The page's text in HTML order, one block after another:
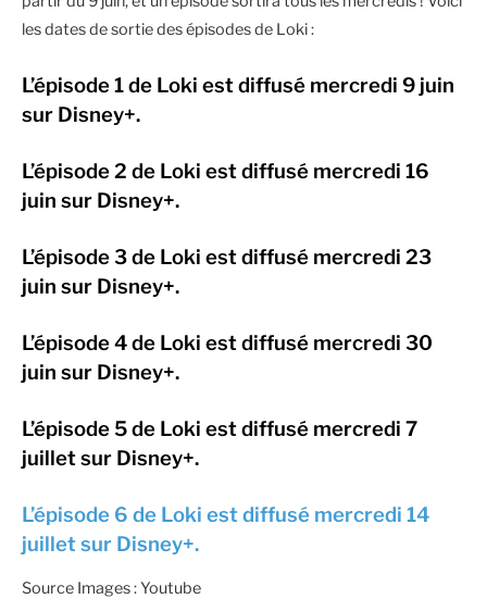
les dates de sortie des épisodes de Loki :
L’épisode 1 de Loki est diffusé mercredi 9 juin
sur Disney+.
L’épisode 2 de Loki est diffusé mercredi 16
juin sur Disney+.
L’épisode 3 de Loki est diffusé mercredi 23
juin sur Disney+.
L’épisode 4 de Loki est diffusé mercredi 30
juin sur Disney+.
L’épisode 5 de Loki est diffusé mercredi 7
juillet sur Disney+.
L’épisode 6 de Loki est diffusé mercredi 14
juillet sur Disney+.
Source Images : Youtube